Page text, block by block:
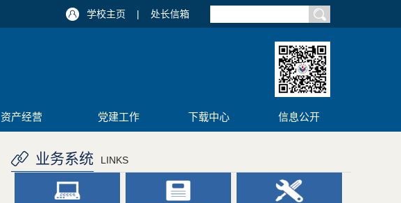
学校主页 | 处长信箱
资产经营 党建工作 下载中心 信息公开
业务系统 LINKS